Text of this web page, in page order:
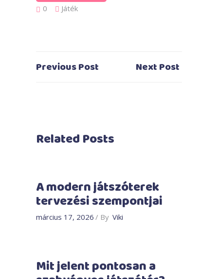
0
Játék
Previous Post Next Post
Related Posts
A modern játszóterek
tervezési szempontjai
március 17, 2026 By Viki
Mit jelent pontosan a